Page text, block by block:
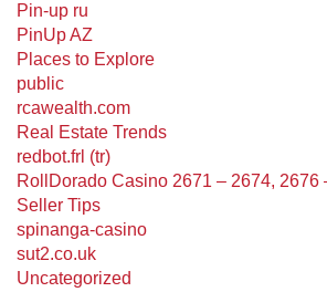
Pin-up ru
PinUp AZ
Places to Explore
public
rcawealth.com
Real Estate Trends
redbot.frl (tr)
RollDorado Casino 2671 – 2674, 2676
Seller Tips
spinanga-casino
sut2.co.uk
Uncategorized